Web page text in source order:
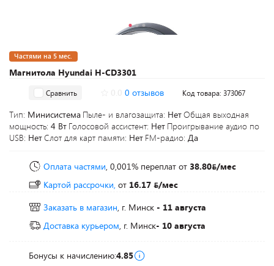
Магнитола Hyundai H-CD3301
Частями на 5 мес.
Сравнить 0 отзывов Код товара: 373067
Тип: Минисистема Пыле- и влагозащита: НетОбщая выходная
мощность: 4 Вт Голосовой ассистент: Нет Проигрывание аудио по
USB: НетСлот для карт памяти: Нет FM-радио: Да
Оплата частями, 0,001% переплат от 38.80 /мес
Картой рассрочки, от 16.17
/мес
Заказать в магазин, г. Минск - 11 августа
Доставка курьером, г. Минск- 10 августа
Бонусы к начислению:4.85